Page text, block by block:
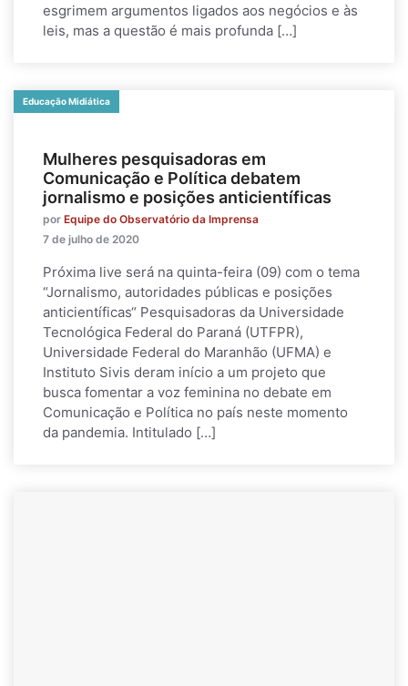
esgrimem argumentos ligados aos negócios e às
leis, mas a questão é mais profunda […]
Educação Midiática
Mulheres pesquisadoras em
Comunicação e Política debatem
jornalismo e posições anticientíficas
por Equipe do Observatório da Imprensa
7 de julho de 2020
Próxima live será na quinta-feira (09) com o tema
“Jornalismo, autoridades públicas e posições
anticientíficas“ Pesquisadoras da Universidade
Tecnológica Federal do Paraná (UTFPR),
Universidade Federal do Maranhão (UFMA) e
Instituto Sivis deram início a um projeto que
busca fomentar a voz feminina no debate em
Comunicação e Política no país neste momento
da pandemia. Intitulado […]